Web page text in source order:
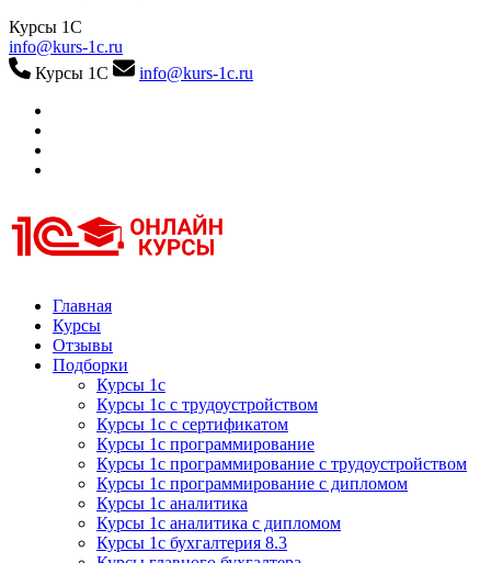
Курсы 1С
info@kurs-1c.ru
Курсы 1С
info@kurs-1c.ru
Курсы 1С
Курсы 1С официальная сертификация
Главная
Курсы
Отзывы
Подборки
Курсы 1с
Курсы 1с с трудоустройством
Курсы 1с с сертификатом
Курсы 1с программирование
Курсы 1с программирование с трудоустройством
Курсы 1с программирование с дипломом
Курсы 1с аналитика
Курсы 1с аналитика с дипломом
Курсы 1с бухгалтерия 8.3